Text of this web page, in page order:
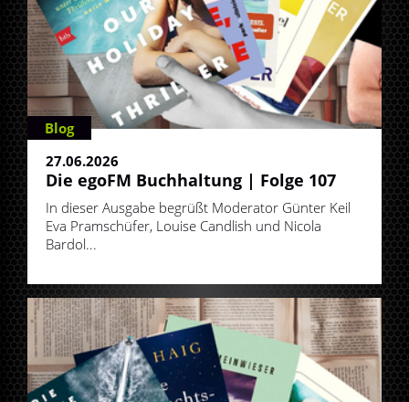
Blog
27.06.2026
Die egoFM Buchhaltung | Folge 107
In dieser Ausgabe begrüßt Moderator Günter Keil
Eva Pramschüfer, Louise Candlish und Nicola
Bardol...